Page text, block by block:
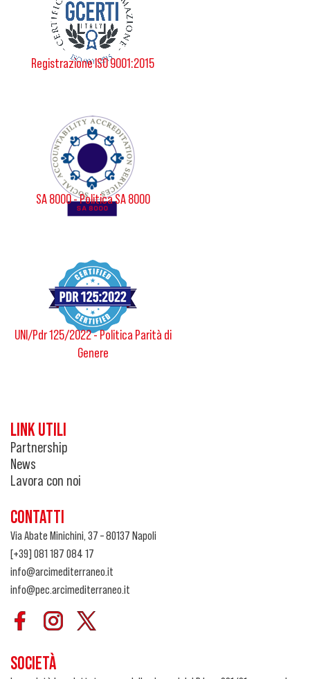
Registrazione ISO 9001:2015
SA 8000 - Politica SA 8000
UNI/Pdr 125/2022 - Politica Parità di
Genere
LINK UTILI
Partnership
News
Lavora con noi
CONTATTI
Via Abate Minichini, 37 – 80137 Napoli
[+39] 081 187 084 17
info@arcimediterraneo.it
info@pec.arcimediterraneo.it
SOCIETÀ